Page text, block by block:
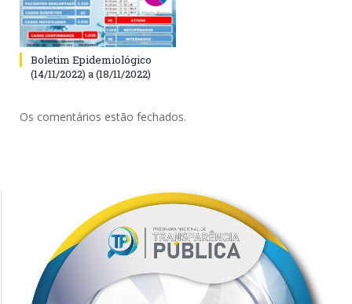
Boletim Epidemiológico
(14/11/2022) a (18/11/2022)
Os comentários estão fechados.